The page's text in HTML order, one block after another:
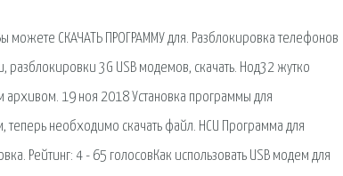
можете СКАЧАТЬ ПРОГРАММУ для. Разблокировка телефонов
3G USB модемов, скачать. Нод32 жутко
архивом. 19 ноя 2018 Установка программы для
необходимо скачать файл. HCU Программа для
Рейтинг: 4 - 65 голосовКак использовать USB модем для